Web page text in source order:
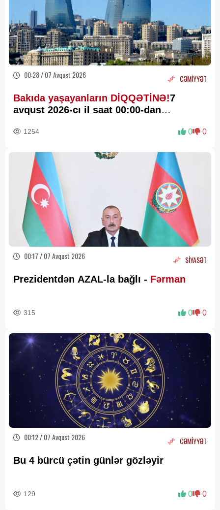
00:28 / 07 Avqust 2026 CƏMİYYƏT
Bakıda yaşayanların DİQQƏTİNƏ!7
avqust 2026-cı il saat 00:00-dan
1254 0 0
00:17 / 07 Avqust 2026 SİYASƏT
Prezidentdən AZAL-la bağlı - Fərman
315 0 0
00:12 / 07 Avqust 2026 CƏMİYYƏT
Bu 4 bürcü çətin günlər gözləyir
129 0 0